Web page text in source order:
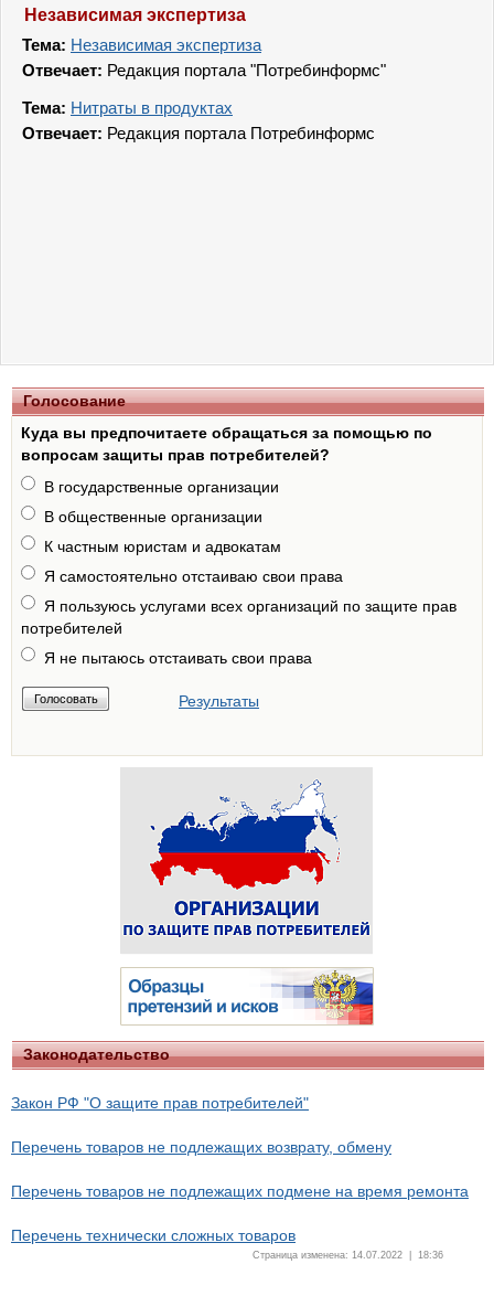
Независимая экспертиза
Тема: Независимая экспертиза
Отвечает: Редакция портала "Потребинформс"
Тема: Нитраты в продуктах
Отвечает: Редакция портала Потребинформс
Голосование
Куда вы предпочитаете обращаться за помощью по
вопросам защиты прав потребителей?
В государственные организации
В общественные организации
К частным юристам и адвокатам
Я самостоятельно отстаиваю свои права
Я пользуюсь услугами всех организаций по защите прав
потребителей
Я не пытаюсь отстаивать свои права
Результаты
Законодательство
Закон РФ "О защите прав потребителей"
Перечень товаров не подлежащих возврату, обмену
Перечень товаров не подлежащих подмене на время ремонта
Перечень технически сложных товаров
Страница изменена: 14.07.2022 | 18:36